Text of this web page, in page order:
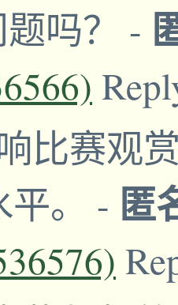
吗？ -
比赛观
。 - 匿